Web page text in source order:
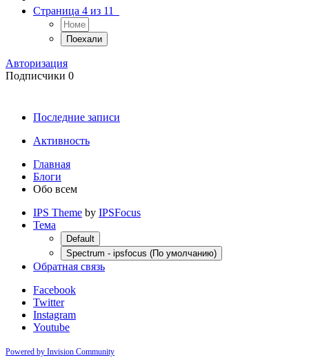
Страница 4 из 11
Авторизация
Подписчики 0
Последние записи
Активность
Главная
Блоги
Обо всем
IPS Theme by IPSFocus
Тема
Default
Spectrum - ipsfocus (По умолчанию)
Обратная связь
Facebook
Twitter
Instagram
Youtube
Powered by Invision Community